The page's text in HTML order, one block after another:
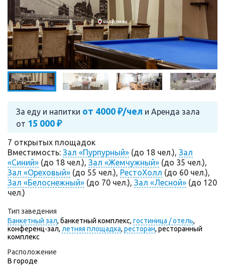
За еду и напитки от 4000 ₽/чел и Аренда зала
от 15 000 ₽
7 открытых площадок
Вместимость: Зал «Пурпурный» (до 18 чел.), Зал
«Синий» (до 18 чел.), Зал «Жемчужный» (до 35 чел.),
Зал «Ореховый» (до 55 чел.), РестоХолл (до 60 чел.),
Зал «Белоснежный» (до 70 чел.), Зал «Лесной» (до 120
чел.)
Тип заведения
Банкетный зал, банкетный комплекс, гостиница / отель,
конференц-зал, летняя площадка, ресторан, ресторанный
комплекс
Расположение
В городе